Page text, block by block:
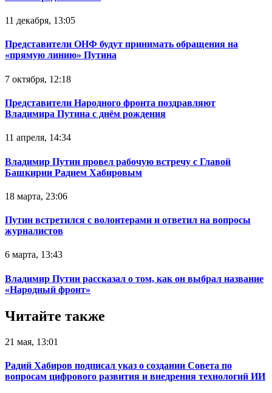
11 декабря, 13:05
Представители ОНФ будут принимать обращения на
«прямую линию» Путина
7 октября, 12:18
Представители Народного фронта поздравляют
Владимира Путина с днём рождения
11 апреля, 14:34
Владимир Путин провел рабочую встречу с Главой
Башкирии Радием Хабировым
18 марта, 23:06
Путин встретился с волонтерами и ответил на вопросы
журналистов
6 марта, 13:43
Владимир Путин рассказал о том, как он выбрал название
«Народный фронт»
Читайте также
21 мая, 13:01
Радий Хабиров подписал указ о создании Совета по
вопросам цифрового развития и внедрения технологий ИИ